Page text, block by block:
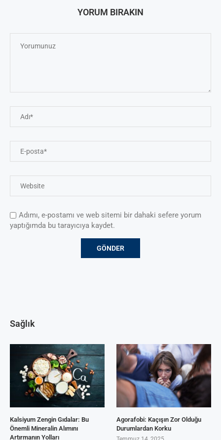
YORUM BIRAKIN
Adımı, e-postamı ve web sitemi bir dahaki sefere yorum
yaptığımda bu tarayıcıya kaydet.
Sağlık
Kalsiyum Zengin Gıdalar: Bu
Önemli Mineralin Alımını
Artırmanın Yolları
Agorafobi: Kaçışın Zor Olduğu
Durumlardan Korku